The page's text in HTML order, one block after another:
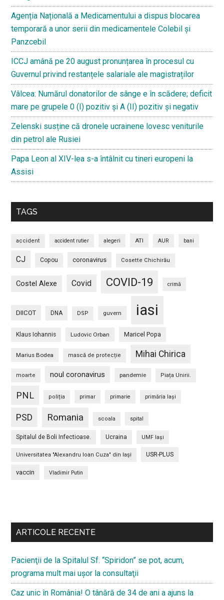
Agenția Națională a Medicamentului a dispus blocarea
temporară a unor serii din medicamentele Colebil și
Panzcebil
ICCJ amână pe 20 august pronunțarea în procesul cu
Guvernul privind restanțele salariale ale magistraților
Vâlcea: Numărul donatorilor de sânge e în scădere; deficit
mare pe grupele 0 (I) pozitiv și A (II) pozitiv și negativ
Zelenski susține că dronele ucrainene lovesc veniturile
din petrol ale Rusiei
Papa Leon al XIV-lea s-a întâlnit cu tineri europeni la
Assisi
TAGS
accident accident rutier alegeri ATI AUR bani
CJ Copou coronavirus Cosette Chichirău
Costel Alexe Covid COVID-19 crimă
DIICOT DNA DSP guvern iasi
Klaus Iohannis Ludovic Orban Maricel Popa
Marius Bodea mască de protecție Mihai Chirica
moarte noul coronavirus pandemie Piața Unirii.
PNL poliția primar primarie primăria Iași
PSD Romania scoala spital
Spitalul de Boli Infectioase. Ucraina UMF Iași
Universitatea "Alexandru Ioan Cuza" din Iaşi USR-PLUS
vaccin Vladimir Putin
secundara
ARTICOLE RECENTE
Pacienţii de la Spitalul Sf. “Spiridon” se pot, acum,
programa mult mai uşor la consultaţii
Caz unic în România! O tânără de 34 de ani a ajuns la